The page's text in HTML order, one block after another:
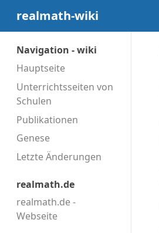
realmath-wiki
Navigation - wiki
Hauptseite
Unterrichtsseiten von
Schulen
Publikationen
Genese
Letzte Änderungen
realmath.de
realmath.de -
Webseite